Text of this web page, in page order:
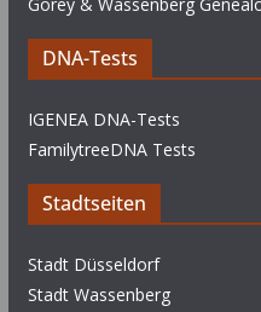
Gorey & Wassenberg
DNA-Tests
IGENEA DNA-Tests
FamilytreeDNA Tests
Stadtseiten
Stadt Düsseldorf
Stadt Wassenberg